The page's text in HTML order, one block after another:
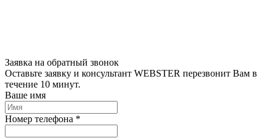
Заявка на обратный звонок
Оставьте заявку и консультант WEBSTER перезвонит Вам в
течение 10 минут.
Ваше имя
Номер телефона *